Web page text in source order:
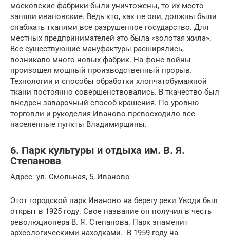
московские фабрики были уничтожены, то их место
заняли ивановские. Ведь кто, как не они, должны были
снабжать тканями все разрушенное государство. Для
местных предпринимателей это была «золотая жила».
Все существующие мануфактуры расширялись,
возникало много новых фабрик. На фоне войны
произошел мощный производственный прорыв.
Технологии и способы обработки хлопчатобумажной
ткани постоянно совершенствовались. В ткачество был
внедрен заварочный способ крашения. По уровню
торговли и рукоделия Иваново превосходило все
населенные пункты Владимирщины.
6. Парк культуры и отдыха им. В. Я.
Степанова
Адрес: ул. Смольная, 5, Иваново
Этот городской парк Иваново на берегу реки Уводи был
открыт в 1925 году. Свое название он получил в честь
революционера В. Я. Степанова. Парк знаменит
археологическими находками. В 1959 году на